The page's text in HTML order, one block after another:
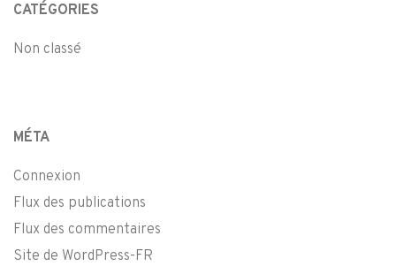
CATÉGORIES
Non classé
MÉTA
Connexion
Flux des publications
Flux des commentaires
Site de WordPress-FR